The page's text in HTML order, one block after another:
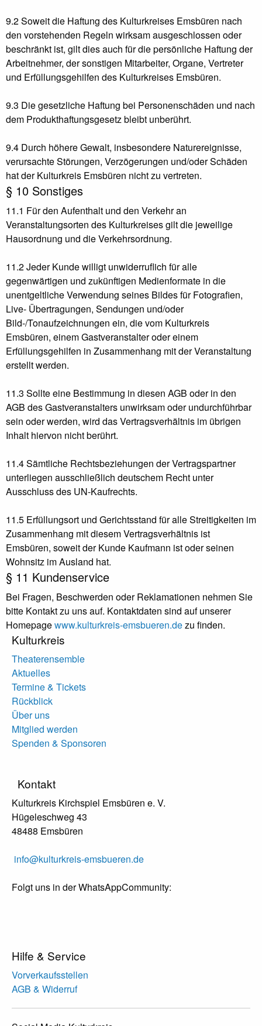
9.2 Soweit die Haftung des Kulturkreises Emsbüren nach
den vorstehenden Regeln wirksam ausgeschlossen oder
beschränkt ist, gilt dies auch für die persönliche Haftung der
Arbeitnehmer, der sonstigen Mitarbeiter, Organe, Vertreter
und Erfüllungsgehilfen des Kulturkreises Emsbüren.
9.3 Die gesetzliche Haftung bei Personenschäden und nach
dem Produkthaftungsgesetz bleibt unberührt.
9.4 Durch höhere Gewalt, insbesondere Naturereignisse,
verursachte Störungen, Verzögerungen und/oder Schäden
hat der Kulturkreis Emsbüren nicht zu vertreten.
§ 10 Sonstiges
11.1 Für den Aufenthalt und den Verkehr an
Veranstaltungsorten des Kulturkreises gilt die jeweilige
Hausordnung und die Verkehrsordnung.
11.2 Jeder Kunde willigt unwiderruflich für alle
gegenwärtigen und zukünftigen Medienformate in die
unentgeltliche Verwendung seines Bildes für Fotografien,
Live- Übertragungen, Sendungen und/oder
Bild-/Tonaufzeichnungen ein, die vom Kulturkreis
Emsbüren, einem Gastveranstalter oder einem
Erfüllungsgehilfen in Zusammenhang mit der Veranstaltung
erstellt werden.
11.3 Sollte eine Bestimmung in diesen AGB oder in den
AGB des Gastveranstalters unwirksam oder undurchführbar
sein oder werden, wird das Vertragsverhältnis im übrigen
Inhalt hiervon nicht berührt.
11.4 Sämtliche Rechtsbeziehungen der Vertragspartner
unterliegen ausschließlich deutschem Recht unter
Ausschluss des UN-Kaufrechts.
11.5 Erfüllungsort und Gerichtsstand für alle Streitigkeiten im
Zusammenhang mit diesem Vertragsverhältnis ist
Emsbüren, soweit der Kunde Kaufmann ist oder seinen
Wohnsitz im Ausland hat.
§ 11 Kundenservice
Bei Fragen, Beschwerden oder Reklamationen nehmen Sie
bitte Kontakt zu uns auf. Kontaktdaten sind auf unserer
Homepagewww.kulturkreis-emsbueren.dezu finden.
Kulturkreis
Theaterensemble
Aktuelles
Termine & Tickets
Rückblick
Über uns
Mitglied werden
Spenden & Sponsoren
Kontakt
Kulturkreis Kirchspiel Emsbüren e. V.
Hügeleschweg 43
48488 Emsbüren
info@kulturkreis-emsbueren.de
Folgt uns in der WhatsAppCommunity:
Hilfe & Service
Vorverkaufsstellen
AGB & Widerruf